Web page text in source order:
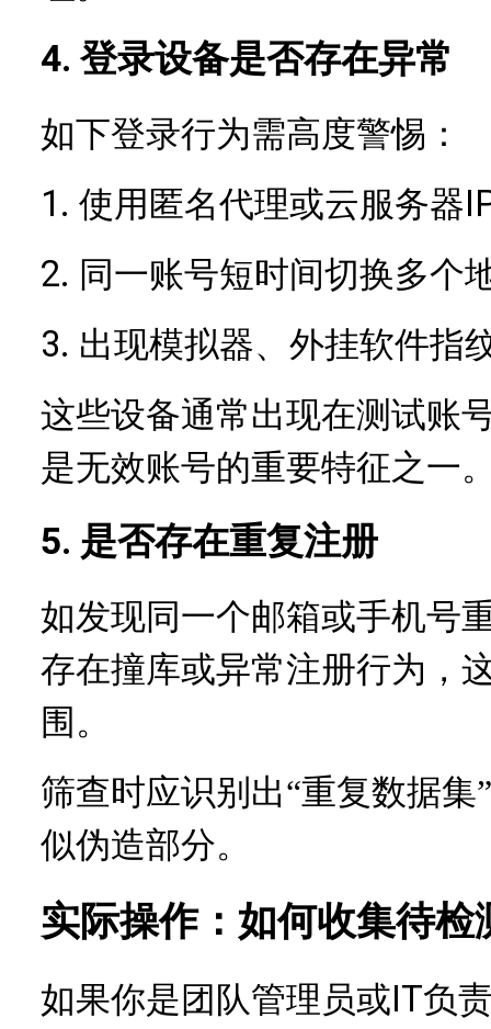
4. 登录设备是否存在异常
如下登录行为需高度警惕：
1. 使用匿名代理或云服务器
2. 同一账号短时间切换多个
3. 出现模拟器、外挂软件指
这些设备通常出现在测试账
是无效账号的重要特征之一
5. 是否存在重复注册
如发现同一个邮箱或手机号
存在撞库或异常注册行为，
围。
筛查时应识别出“重复数据集
似伪造部分。
实际操作：如何收集待检
如果你是团队管理员或IT负